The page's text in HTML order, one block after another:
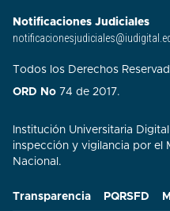
Transparencia PQRSFD
Notificaciones Judiciales
Todos los Derechos
ORD No 74 de 2017.
Institución Universitaria
inspección y vigilancia por el
Nacional.